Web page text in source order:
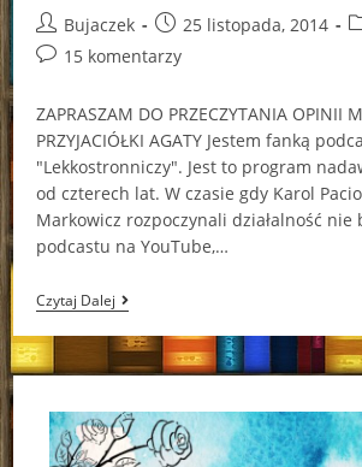
Post
author:
Bujaczek
Post
published:
25 listopada, 2014
Post15 komentarzy
ZAPRASZAM DO PRZECZYTANIA OPINII
PRZYJACIÓŁKI AGATY Jestem fanką
"Lekkostronniczy". Jest to program
od czterech lat. W czasie gdy Karol
Markowicz rozpoczynali działalność nie
podcastu na YouTube,…
Czytaj DalejDZIEEEEŃ
DOOOBRY!